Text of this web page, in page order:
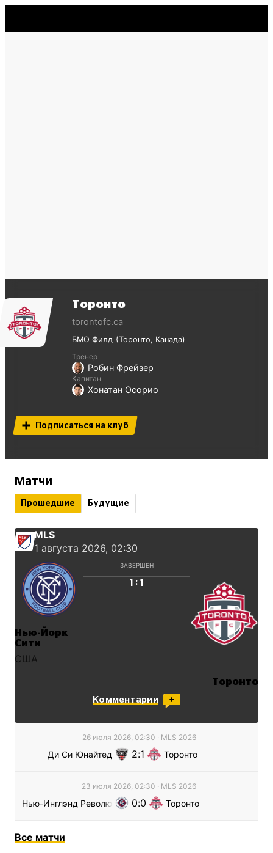
Торонто
torontofc.ca
БМО Филд Торонто
Канада
Тренер
Робин Фрейзер
Капитан
Хонатан Осорио
Подписаться на клуб
Матчи
Прошедшие Будущие
MLS
1 августа 2026, 02:30
ЗАВЕРШЕН
1 : 1
Нью-Йорк
Сити
США
Торонто
Комментарии
26 июля 2026, 02:30 · MLS 2026
Ди Си Юнайтед 2 1 Торонто
23 июля 2026, 02:30 · MLS 2026
Нью-Инглэнд Революшн 0 0 Торонто
Все матчи